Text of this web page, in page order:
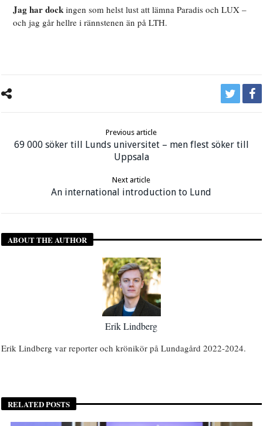
Jag har dock ingen som helst lust att lämna Paradis och LUX –
och jag går hellre i rännstenen än på LTH.
Previous article
69 000 söker till Lunds universitet – men flest söker till
Uppsala
Next article
An international introduction to Lund
ABOUT THE AUTHOR
Erik Lindberg
Erik Lindberg var reporter och krönikör på Lundagård 2022-2024.
RELATED POSTS